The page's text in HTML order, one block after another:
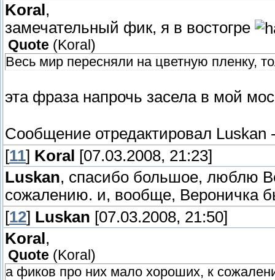
Koral,
замечательный фик, я в востогре
Quote ( Koral )
Весь мир пересняли на цветную пленку,
эта фраза напрочь засела в мой
Сообщение отредактировал Luskan
[11] Koral [07.03.2008, 21:23]
Luskan, спасибо большое, люблю
сожалению. и, вообще, Вероничка
[12] Luskan [07.03.2008, 21:50]
Koral,
Quote (Koral )
а фиков про них мало хороших, к